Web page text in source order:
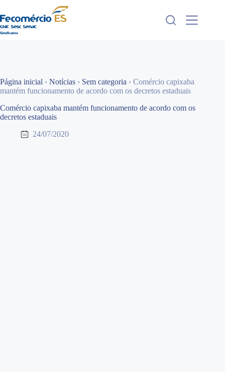
para
o
conteúdo
Página inicial › Notícias › Sem categoria › Comércio capixaba
mantém funcionamento de acordo com os decretos estaduais
Comércio capixaba mantém funcionamento de acordo com os
decretos estaduais
24/07/2020